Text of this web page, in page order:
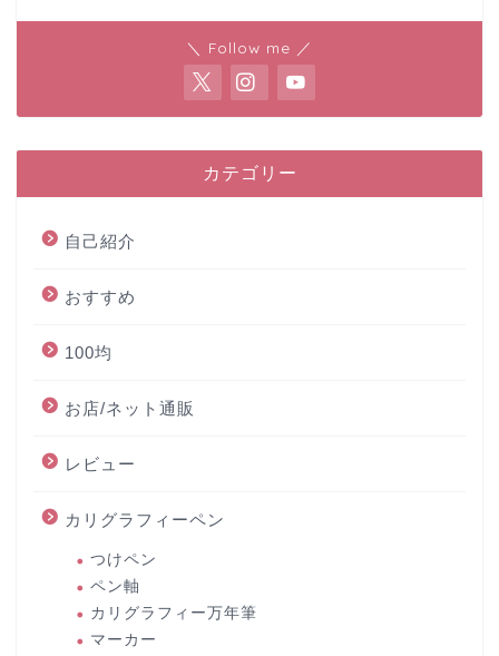
＼ Follow me ／
カテゴリー
自己紹介
おすすめ
100均
お店/ネット通販
レビュー
カリグラフィーペン
つけペン
ペン軸
カリグラフィー万年筆
マーカー